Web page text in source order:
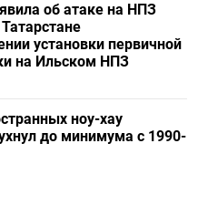
об атаке на НПЗ
установки первичной
на Ильском НПЗ
ноу-хау
до минимума с 1990-